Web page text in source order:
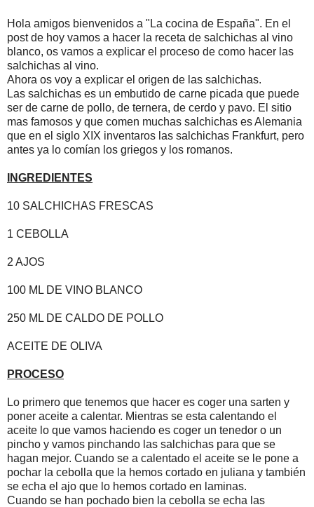
Hola amigos bienvenidos a "La cocina de España". En el
post de hoy vamos a hacer la receta de salchichas al vino
blanco, os vamos a explicar el proceso de como hacer las
salchichas al vino.
Ahora os voy a explicar el origen de las salchichas.
Las salchichas es un embutido de carne picada que puede
ser de carne de pollo, de ternera, de cerdo y pavo. El sitio
mas famosos y que comen muchas salchichas es Alemania
que en el siglo XIX inventaros las salchichas Frankfurt, pero
antes ya lo comían los griegos y los romanos.
INGREDIENTES
10 SALCHICHAS FRESCAS
1 CEBOLLA
2 AJOS
100 ML DE VINO BLANCO
250 ML DE CALDO DE POLLO
ACEITE DE OLIVA
PROCESO
Lo primero que tenemos que hacer es coger una sarten y
poner aceite a calentar. Mientras se esta calentando el
aceite lo que vamos haciendo es coger un tenedor o un
pincho y vamos pinchando las salchichas para que se
hagan mejor. Cuando se a calentado el aceite se le pone a
pochar la cebolla que la hemos cortado en juliana y también
se echa el ajo que lo hemos cortado en laminas.
Cuando se han pochado bien la cebolla se echa las